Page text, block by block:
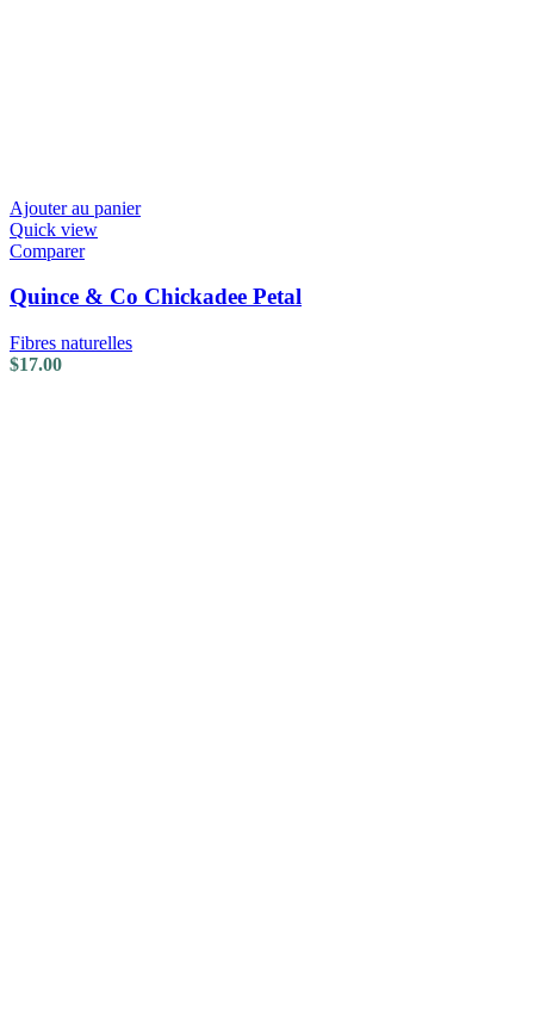
Ajouter au panier
Quick view
Comparer
Quince & Co Chickadee Petal
Fibres naturelles
$17.00